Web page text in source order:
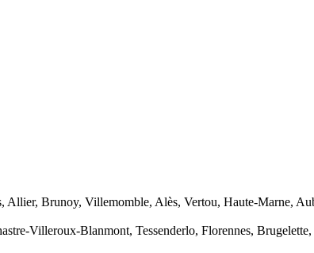
Allier, Brunoy, Villemomble, Alès, Vertou, Haute-Marne,
Villeroux-Blanmont, Tessenderlo, Florennes,